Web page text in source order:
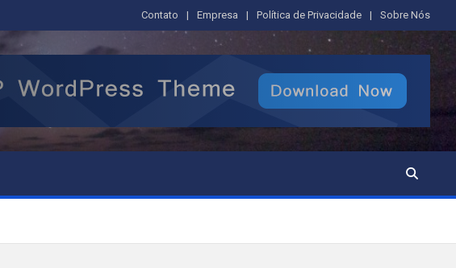
Contato Empresa Política de Privacidade Sobre Nós